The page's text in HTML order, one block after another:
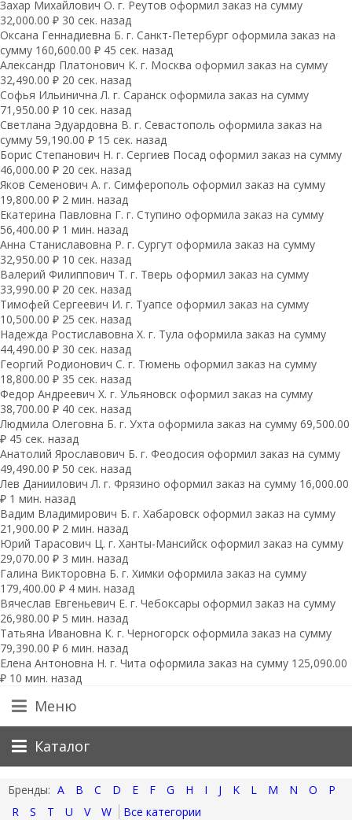
Захар Михайлович О. г. Реутов оформил заказ на сумму
32,000.00 ₽ 30 сек. назад
Оксана Геннадиевна Б. г. Санкт-Петербург оформила заказ на
сумму 160,600.00 ₽ 45 сек. назад
Александр Платонович К. г. Москва оформил заказ на сумму
32,490.00 ₽ 20 сек. назад
Софья Ильинична Л. г. Саранск оформила заказ на сумму
71,950.00 ₽ 10 сек. назад
Светлана Эдуардовна В. г. Севастополь оформила заказ на
сумму 59,190.00 ₽ 15 сек. назад
Борис Степанович Н. г. Сергиев Посад оформил заказ на сумму
46,000.00 ₽ 20 сек. назад
Яков Семенович А. г. Симферополь оформил заказ на сумму
19,800.00 ₽ 2 мин. назад
Екатерина Павловна Г. г. Ступино оформила заказ на сумму
56,400.00 ₽ 1 мин. назад
Анна Станиславовна Р. г. Сургут оформила заказ на сумму
32,950.00 ₽ 10 сек. назад
Валерий Филиппович Т. г. Тверь оформил заказ на сумму
33,990.00 ₽ 20 сек. назад
Тимофей Сергеевич И. г. Туапсе оформил заказ на сумму
10,500.00 ₽ 25 сек. назад
Надежда Ростиславовна Х. г. Тула оформила заказ на сумму
44,490.00 ₽ 30 сек. назад
Георгий Родионович С. г. Тюмень оформил заказ на сумму
18,800.00 ₽ 35 сек. назад
Федор Андреевич Х. г. Ульяновск оформил заказ на сумму
38,700.00 ₽ 40 сек. назад
Людмила Олеговна Б. г. Ухта оформила заказ на сумму 69,500.00
₽ 45 сек. назад
Анатолий Ярославович Б. г. Феодосия оформил заказ на сумму
49,490.00 ₽ 50 сек. назад
Лев Даниилович Л. г. Фрязино оформил заказ на сумму 16,000.00
₽ 1 мин. назад
Вадим Владимирович Б. г. Хабаровск оформил заказ на сумму
21,900.00 ₽ 2 мин. назад
Юрий Тарасович Ц. г. Ханты-Мансийск оформил заказ на сумму
29,070.00 ₽ 3 мин. назад
Галина Викторовна Б. г. Химки оформила заказ на сумму
179,400.00 ₽ 4 мин. назад
Вячеслав Евгеньевич Е. г. Чебоксары оформил заказ на сумму
26,980.00 ₽ 5 мин. назад
Татьяна Ивановна К. г. Черногорск оформила заказ на сумму
79,390.00 ₽ 6 мин. назад
Елена Антоновна Н. г. Чита оформила заказ на сумму 125,090.00
₽ 10 мин. назад
Меню
Каталог
A B C D E F G H I J K L M N O
P
R
S T U V W Все категории